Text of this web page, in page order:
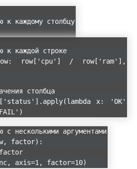
к каждому столбцу
к каждой строке
row: row['cpu'] / row['ram'],
столбца
x: 'OK'
с несколькими аргументами
factor):
axis=1, factor=10)